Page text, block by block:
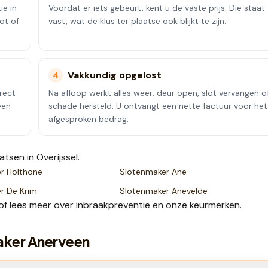
in
of
Voordat er iets gebeurt, kent u de vaste prijs. Die staat
vast, wat de klus ter plaatse ook blijkt te zijn.
4 Vakkundig opgelost
Na afloop werkt alles weer: deur open, slot vervangen
schade hersteld. U ontvangt een nette factuur voor het
afgesproken bedrag.
in Overijssel.
Holthone Slotenmaker Ane
De Krim Slotenmaker Anevelde
lees meer overinbraakpreventie en onze keurmerken.
Anerveen